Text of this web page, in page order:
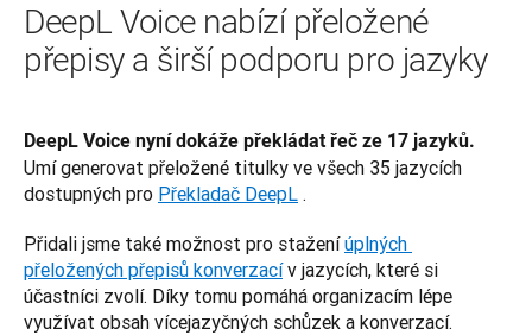
DeepL Voice nabízí přeložené
přepisy a širší podporu pro jazyky
DeepL Voice nyní dokáže překládat řeč ze 17 jazyků.
Umí generovat přeložené titulky ve všech 35 jazycích
dostupných pro Překladač DeepL .
Přidali jsme také možnost pro stažení úplných
přeložených přepisů konverzací v jazycích, které si
účastníci zvolí. Díky tomu pomáhá organizacím lépe
využívat obsah vícejazyčných schůzek a konverzací.